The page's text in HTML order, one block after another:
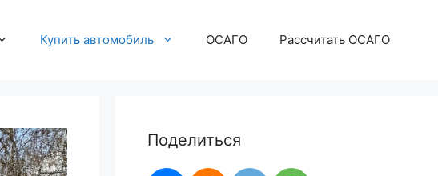
Купить автомобиль ОСАГО Рассчитать ОСАГО
Поделиться